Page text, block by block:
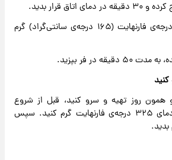
قرار بدید.
- فر رو با دمای ۳۲۵ درجه‌ی فارنهایت (۱۶۵ درجه‌ی سانتی‌گراد) گرم
در فر بپزید.
همون روز تهیه و سرو کنید، قبل از شروع
مرحله‌ی اول، فر رو با دمای ۳۲۵ درجه‌ی فارنهایت گرم کنید. سپس